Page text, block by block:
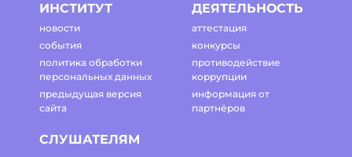
ИНСТИТУТ
новости
события
политика обработки
персональных данных
предыдущая версия
сайта
ДЕЯТЕЛЬНОСТЬ
аттестация
конкурсы
противодействие
коррупции
информация от
партнёров
СЛУШАТЕЛЯМ